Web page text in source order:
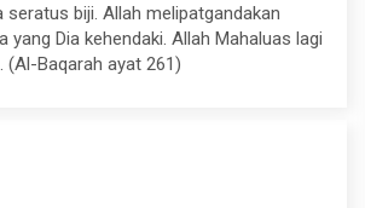
seratus biji. Allah melipatgandakan
yang Dia kehendaki. Allah Mahaluas lagi
(Al-Baqarah ayat 261)